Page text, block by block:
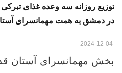
توزیع روزانه سه وعده غذای
در دمشق به همت مهمانسرای
بخش مهمانسرای آستان